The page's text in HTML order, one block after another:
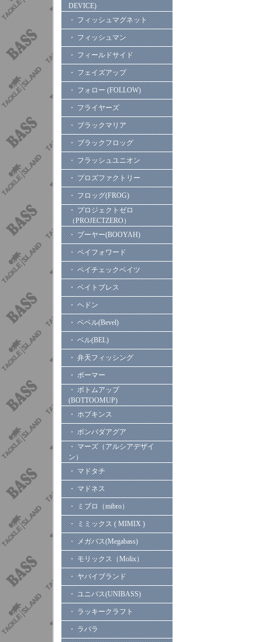
DEVICE)
・ フィッシュマグネット
・ フィッシュマン
・ フィールドサイド
・ フェイズアップ
・ フォロー (FOLLOW)
・ フライヤーズ
・ ブラックマリア
・ ブラックフロッグ
・ フラッシュユニオン
・ プロズファクトリー
・ フロッグ(FROG)
・ プロジェクトゼロ
（PROJECTZERO）
・ ブーヤー(BOOYAH)
・ ペイフォワード
・ ペイチェックベイツ
・ ベイトブレス
・ ヘドン
・ ベベル(Bevel)
・ ベル(BEL)
・ 弁天フィッシング
・ ボーマー
・ ボトムアップ
(BOTTOOMUP)
・ ホプキンス
・ ボンバダアグア
・ マーズ（アルシアデザイ
ン）
・ マドタチ
・ マドネス
・ ミブロ（mibro）
・ ミミックス ( MIMIX )
・ メガバス(Megabass)
・ モリックス（Molix）
・ ヤバイブランド
・ ユニバス(UNIBASS)
・ ラッキークラフト
・ ラパラ